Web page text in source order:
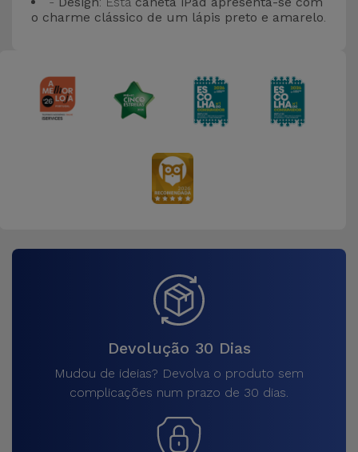
o charme clássico de um lápis preto e amarelo.
Devolução 30 Dias
Mudou de ideias? Devolva o produto sem
complicações num prazo de 30 dias.